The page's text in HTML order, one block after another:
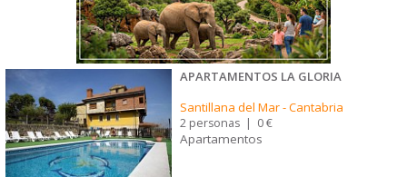
APARTAMENTOS LA GLORIA
Santillana del Mar-Cantabria
2 personas | 0 €
Apartamentos